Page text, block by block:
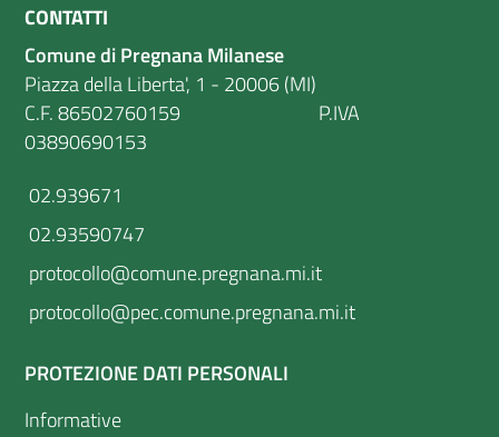
CONTATTI
Comune di Pregnana Milanese
Piazza della Liberta', 1 - 20006 (MI)
C.F. 86502760159 P.IVA
03890690153
02.939671
02.93590747
protocollo@comune.pregnana.mi.it
protocollo@pec.comune.pregnana.mi.it
PROTEZIONE DATI PERSONALI
Informative